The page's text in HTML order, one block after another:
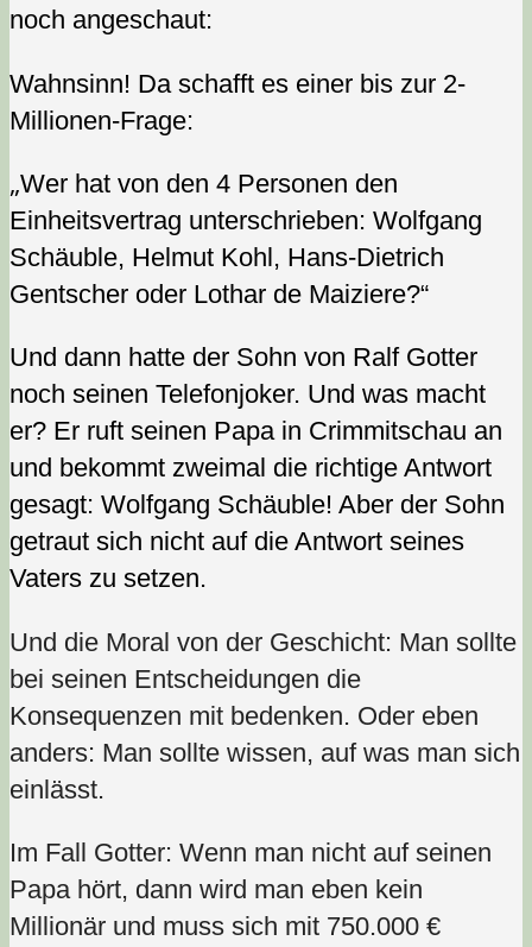
noch angeschaut:
Wahnsinn! Da schafft es einer bis zur 2-
Millionen-Frage:
„Wer hat von den 4 Personen den
Einheitsvertrag unterschrieben: Wolfgang
Schäuble, Helmut Kohl, Hans-Dietrich
Gentscher oder Lothar de Maiziere?“
Und dann hatte der Sohn von Ralf Gotter
noch seinen Telefonjoker. Und was macht
er? Er ruft seinen Papa in Crimmitschau an
und bekommt zweimal die richtige Antwort
gesagt: Wolfgang Schäuble! Aber der Sohn
getraut sich nicht auf die Antwort seines
Vaters zu setzen.
Und die Moral von der Geschicht: Man sollte
bei seinen Entscheidungen die
Konsequenzen mit bedenken. Oder eben
anders: Man sollte wissen, auf was man sich
einlässt.
Im Fall Gotter: Wenn man nicht auf seinen
Papa hört, dann wird man eben kein
Millionär und muss sich mit 750.000 €